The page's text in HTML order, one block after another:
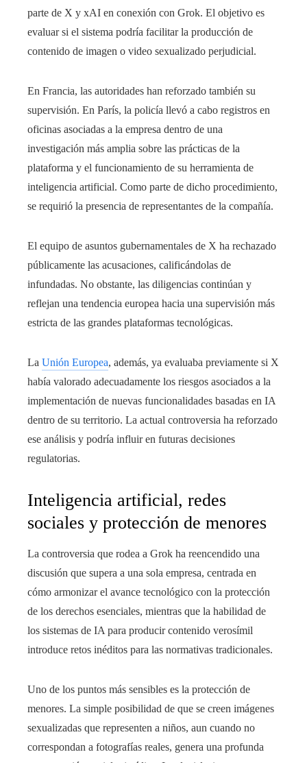
parte de X y xAI en conexión con Grok. El objetivo es
evaluar si el sistema podría facilitar la producción de
contenido de imagen o video sexualizado perjudicial.
En Francia, las autoridades han reforzado también su
supervisión. En París, la policía llevó a cabo registros en
oficinas asociadas a la empresa dentro de una
investigación más amplia sobre las prácticas de la
plataforma y el funcionamiento de su herramienta de
inteligencia artificial. Como parte de dicho procedimiento,
se requirió la presencia de representantes de la compañía.
El equipo de asuntos gubernamentales de X ha rechazado
públicamente las acusaciones, calificándolas de
infundadas. No obstante, las diligencias continúan y
reflejan una tendencia europea hacia una supervisión más
estricta de las grandes plataformas tecnológicas.
La Unión Europea, además, ya evaluaba previamente si X
había valorado adecuadamente los riesgos asociados a la
implementación de nuevas funcionalidades basadas en IA
dentro de su territorio. La actual controversia ha reforzado
ese análisis y podría influir en futuras decisiones
regulatorias.
Inteligencia artificial, redes
sociales y protección de menores
La controversia que rodea a Grok ha reencendido una
discusión que supera a una sola empresa, centrada en
cómo armonizar el avance tecnológico con la protección
de los derechos esenciales, mientras que la habilidad de
los sistemas de IA para producir contenido verosímil
introduce retos inéditos para las normativas tradicionales.
Uno de los puntos más sensibles es la protección de
menores. La simple posibilidad de que se creen imágenes
sexualizadas que representen a niños, aun cuando no
correspondan a fotografías reales, genera una profunda